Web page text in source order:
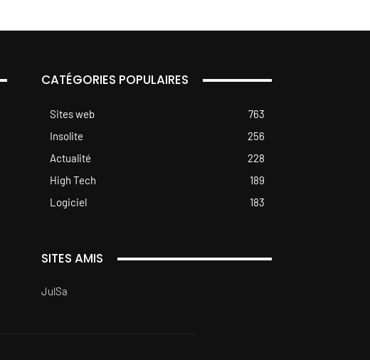
CATÉGORIES POPULAIRES
Sites web
763
Insolite
256
Actualité
228
High Tech
189
Logiciel
183
SITES AMIS
JulSa